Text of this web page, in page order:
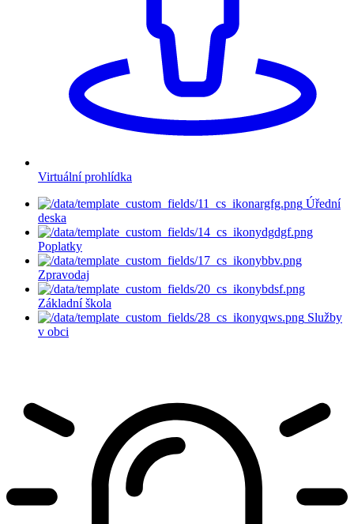
Virtuální prohlídka
Úřední
deska
Poplatky
Zpravodaj
Základní škola
Služby
v obci